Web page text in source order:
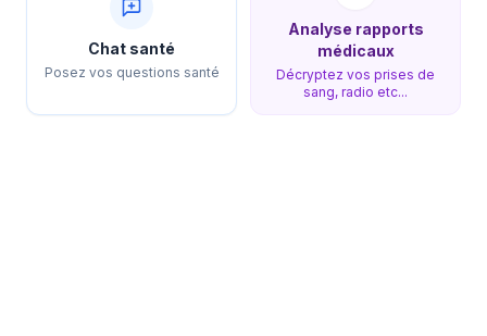
Chat santé
Posez vos questions santé
Analyse rapports
médicaux
Décryptez vos prises de
sang, radio etc...